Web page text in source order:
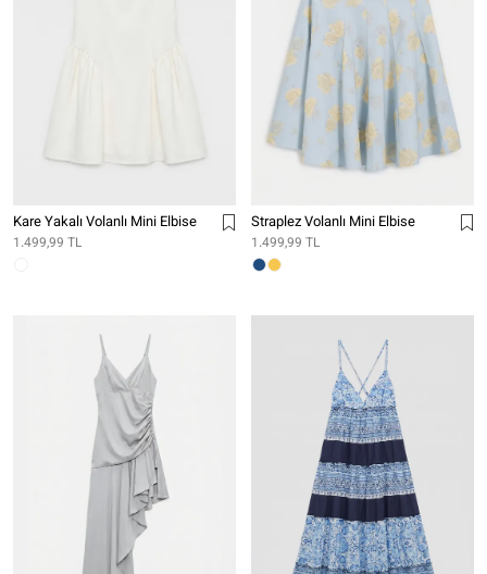
Kare Yakalı Volanlı Mini Elbise
1.499,99 TL
Straplez Volanlı Mini Elbise
1.499,99 TL